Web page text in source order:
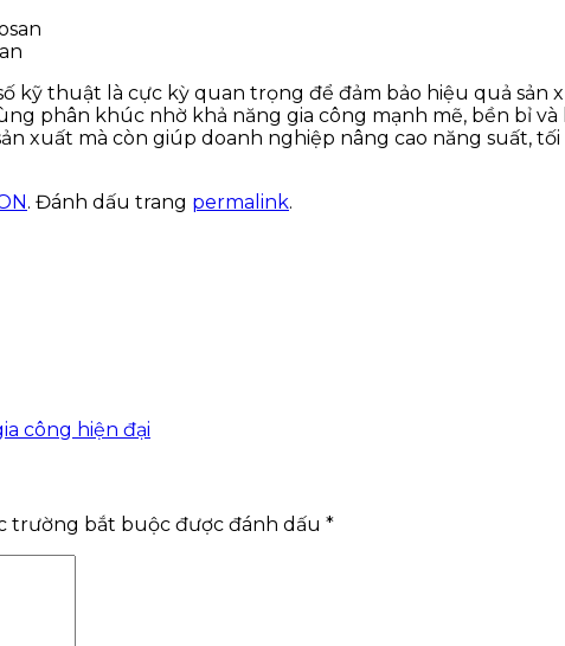
kỹ thuật là cực kỳ quan trọng để đảm bảo hiệu quả sản
phân khúc nhờ khả năng gia công mạnh mẽ, bền bỉ và
xuất mà còn giúp doanh nghiệp nâng cao năng suất,
. Đánh dấu trang permalink.
công hiện đại
trường bắt buộc được đánh dấu *